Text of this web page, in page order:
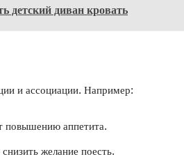
детский диван кровать
и ассоциации. Например:
повышению аппетита.
желание поесть.